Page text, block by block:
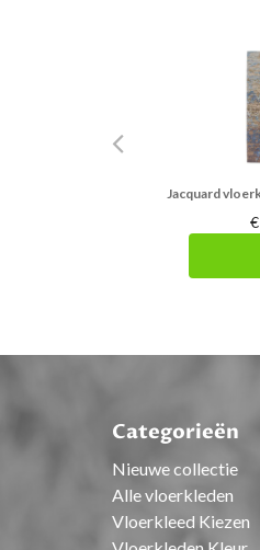
€
Categorieën
Nieuwe collectie
Alle vloerkleden
Vloerkleed Kiezen